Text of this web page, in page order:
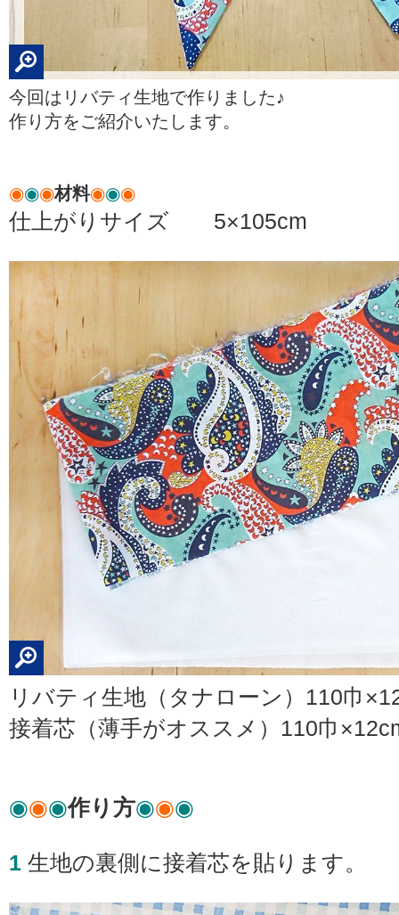
今回はリバティ生地で作りました♪
作り方をご紹介いたします。
◉◉◉材料◉◉◉
仕上がりサイズ 5×105cm
リバティ生地（タナローン）110巾
接着芯（薄手がオススメ）110巾
◉◉◉作り方◉◉◉
1 生地の裏側に接着芯を貼ります。